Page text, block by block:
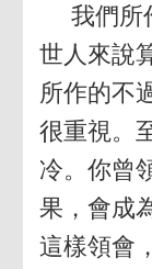
我們所
世人來說
所作的不
很重視。
冷。你曾
果，會成
這樣領會